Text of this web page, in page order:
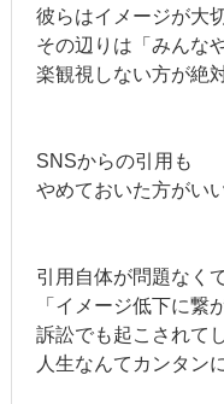
彼らはイメージが大
その辺りは「みんな
楽観視しない方が絶
SNSからの引用も
やめておいた方がい
引用自体が問題なく
「イメージ低下に繋
訴訟でも起こされて
人生なんてカンタン